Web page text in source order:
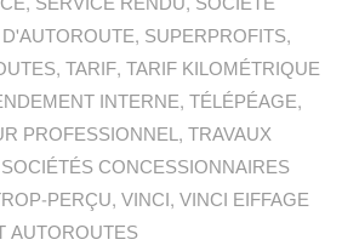
, SUPERPROFITS,
,TARIF,TARIF KILOMÉTRIQUE
INTERNE,TÉLÉPÉAGE,
PROFESSIONNEL,TRAVAUX
CONCESSIONNAIRES
PERÇU,VINCI,VINCI EIFFAGE
AUTOROUTES